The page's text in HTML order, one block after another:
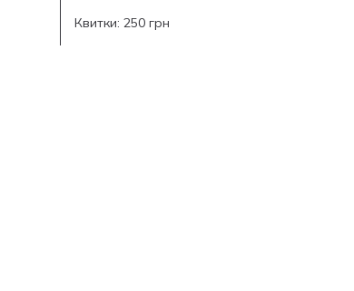
Квитки: 250 грн